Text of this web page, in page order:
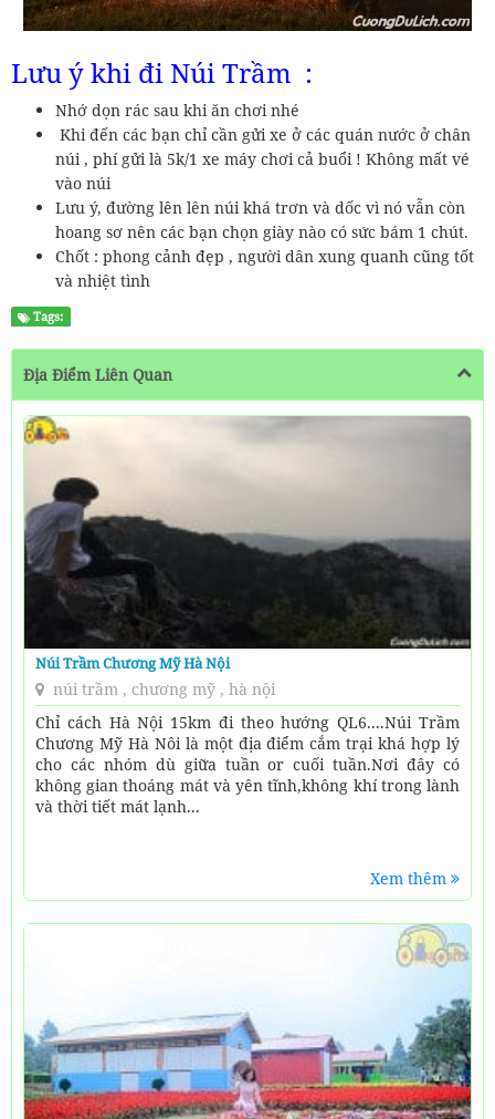
Lưu ý khi đi Núi Trầm :
Nhớ dọn rác sau khi ăn chơi nhé
Khi đến các bạn chỉ cần gửi xe ở các quán nước ở chân
núi , phí gửi là 5k/1 xe máy chơi cả buổi ! Không mất vé
vào núi
Lưu ý, đường lên lên núi khá trơn và dốc vì nó vẫn còn
hoang sơ nên các bạn chọn giày nào có sức bám 1 chút.
Chốt : phong cảnh đẹp , người dân xung quanh cũng tốt
và nhiệt tình
Tags:
Địa Điểm Liên Quan
Núi Trầm Chương Mỹ Hà Nội
núi trầm , chương mỹ , hà nội
Chỉ cách Hà Nội 15km đi theo hướng QL6....Núi Trầm
Chương Mỹ Hà Nôi là một địa điểm cắm trại khá hợp lý
cho các nhóm dù giữa tuần or cuối tuần.Nơi đây có
không gian thoáng mát và yên tĩnh,không khí trong lành
và thời tiết mát lạnh...
Xem thêm